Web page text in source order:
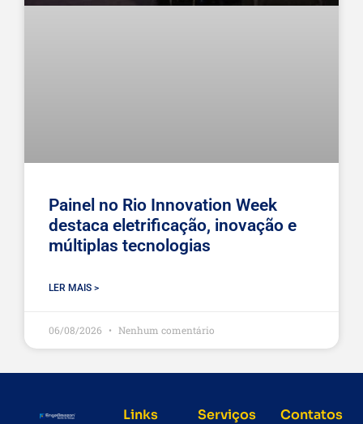
Painel no Rio Innovation Week
destaca eletrificação, inovação e
múltiplas tecnologias
LER MAIS >
06/08/2026 Nenhum comentário
Links
Serviços Contatos